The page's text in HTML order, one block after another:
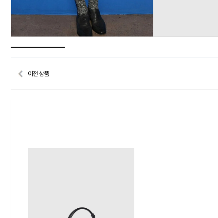
이전 상품